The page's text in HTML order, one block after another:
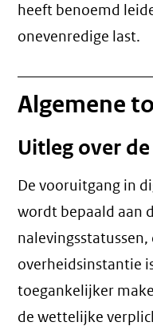
heeft benoemd
onevenredige last.
Algemene
Uitleg over
De vooruitgang in
wordt bepaald aan
overheidsinstantie
toegankelijker
de wettelijke